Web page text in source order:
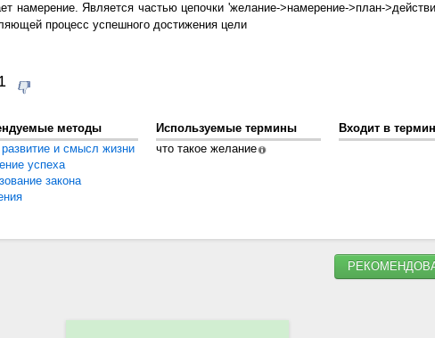
намерение. Является частью цепочки 'желание->намерение->план-
процесс успешного достижения цели
методы
и смысл жизни
успеха
закона
Используемые термины
что такое желание
Входит в